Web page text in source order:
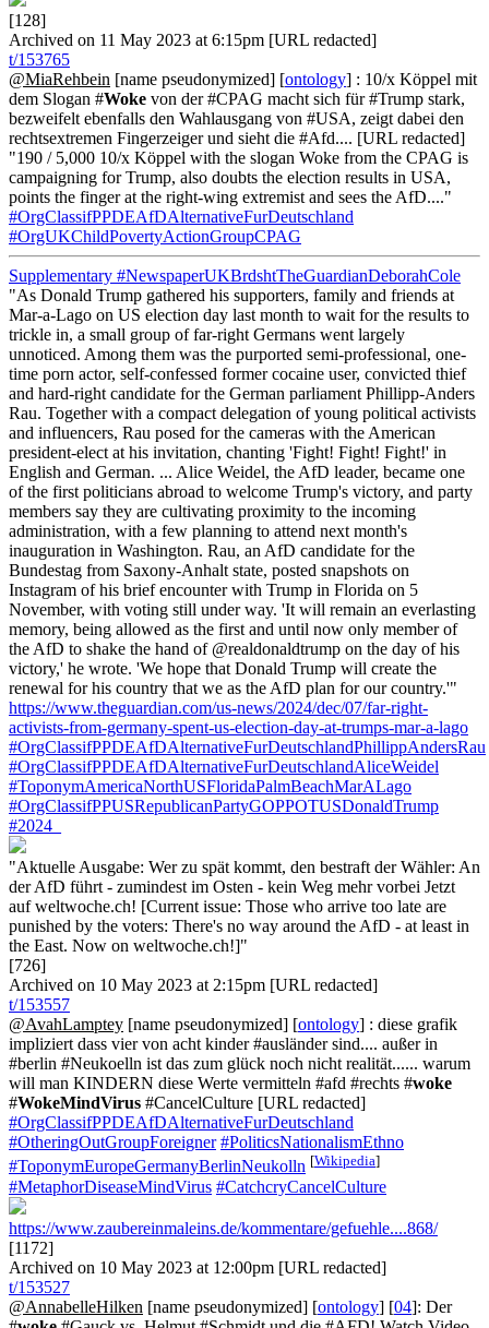
[128]
Archived on 11 May 2023 at 6:15pm [URL redacted]
t/153765
@MiaRehbein [name pseudonymized] [ontology] : 10/x Köppel mit
dem Slogan #Woke von der #CPAG macht sich für #Trump stark,
bezweifelt ebenfalls den Wahlausgang von #USA, zeigt dabei den
rechtsextremen Fingerzeiger und sieht die #Afd.... [URL redacted]
"190 / 5,000 10/x Köppel with the slogan Woke from the CPAG is
campaigning for Trump, also doubts the election results in USA,
points the finger at the right-wing extremist and sees the AfD...."
#OrgClassifPPDEAfDAlternativeFurDeutschland
#OrgUKChildPovertyActionGroupCPAG
Supplementary #NewspaperUKBrdshtTheGuardianDeborahCole
"As Donald Trump gathered his supporters, family and friends at
Mar-a-Lago on US election day last month to wait for the results to
trickle in, a small group of far-right Germans went largely
unnoticed. Among them was the purported semi-professional, one-
time porn actor, self-confessed former cocaine user, convicted thief
and hard-right candidate for the German parliament Phillipp-Anders
Rau. Together with a compact delegation of young political activists
and influencers, Rau posed for the cameras with the American
president-elect at his invitation, chanting 'Fight! Fight! Fight!' in
English and German. ... Alice Weidel, the AfD leader, became one
of the first politicians abroad to welcome Trump's victory, and party
members say they are cultivating proximity to the incoming
administration, with a few planning to attend next month's
inauguration in Washington. Rau, an AfD candidate for the
Bundestag from Saxony-Anhalt state, posted snapshots on
Instagram of his brief encounter with Trump in Florida on 5
November, with voting still under way. 'It will remain an everlasting
memory, being allowed as the first and until now only member of
the AfD to shake the hand of @realdonaldtrump on the day of his
victory,' he wrote. 'We hope that Donald Trump will create the
renewal for his country that we as the AfD plan for our country.'"
https://www.theguardian.com/us-news/2024/dec/07/far-right-
activists-from-germany-spent-us-election-day-at-trumps-mar-a-lago
#OrgClassifPPDEAfDAlternativeFurDeutschlandPhillippAndersRau
#OrgClassifPPDEAfDAlternativeFurDeutschlandAliceWeidel
#ToponymAmericaNorthUSFloridaPalmBeachMarALago
#OrgClassifPPUSRepublicanPartyGOPPOTUSDonaldTrump
#2024_
"Aktuelle Ausgabe: Wer zu spät kommt, den bestraft der Wähler: An
der AfD führt - zumindest im Osten - kein Weg mehr vorbei Jetzt
auf weltwoche.ch! [Current issue: Those who arrive too late are
punished by the voters: There's no way around the AfD - at least in
the East. Now on weltwoche.ch!]"
[726]
Archived on 10 May 2023 at 2:15pm [URL redacted]
t/153557
@AvahLamptey [name pseudonymized] [ontology] : diese grafik
impliziert dass vier von acht kinder #ausländer sind.... außer in
#berlin #Neukoelln ist das zum glück noch nicht realität...... warum
will man KINDERN diese Werte vermitteln #afd #rechts #woke
#WokeMindVirus #CancelCulture [URL redacted]
#OrgClassifPPDEAfDAlternativeFurDeutschland
#OtheringOutGroupForeigner #PoliticsNationalismEthno
#ToponymEuropeGermanyBerlinNeukolln [Wikipedia]
#MetaphorDiseaseMindVirus #CatchcryCancelCulture
https://www.zaubereinmaleins.de/kommentare/gefuehle....868/
[1172]
Archived on 10 May 2023 at 12:00pm [URL redacted]
t/153527
@AnnabelleHilken [name pseudonymized] [ontology] [04]: Der